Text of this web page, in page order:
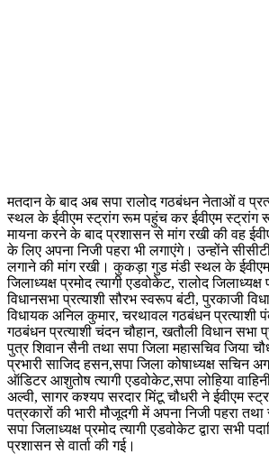
मतदान के बाद अब सपा रालोद गठबंधन नेताओं व
स्थल के ईवीएम स्ट्रांग रूम पहुंच कर ईवीएम
मायना करने के बाद प्रशासन से मांग रखी की वह
के लिए अपना निजी पहरा भी लगाएंगे। उन्होंने
लगाने की मांग रखी। कुकड़ा गुड मंडी स्थल के
जिलाध्यक्ष प्रमोद त्यागी एडवोकेट, रालोद
विधानसभा प्रत्याशी सौरभ स्वरूप बंटी, पुरकाजी
विधायक अनिल कुमार, चरथावल गठबंधन प्रत्याशी
गठबंधन प्रत्याशी चंदन चौहान, खतौली विधान सभा
पुत्र शिवान सैनी तथा सपा जिला महासचिव जिया
प्रभारी साजिद हसन,सपा जिला कोषाध्यक्ष सचिन
ऑडिटर आशुतोष त्यागी एडवोकेट,सपा लोहिया
अल्वी, सागर कश्यप सरदार मिंटू चौधरी ने ईवीएम
पत्रकारों की भारी मौजूदगी में अपना निजी पहरा
सपा जिलाध्यक्ष प्रमोद त्यागी एडवोकेट द्वारा सभी
प्रशासन से वार्ता की गई।